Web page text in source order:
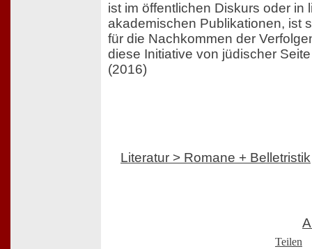
ist im öffentlichen Diskurs oder in
akademischen Publikationen, ist
für die Nachkommen der
diese Initiative von jüdischer
(2016)
Literatur > Romane + Belletristik
Teilen